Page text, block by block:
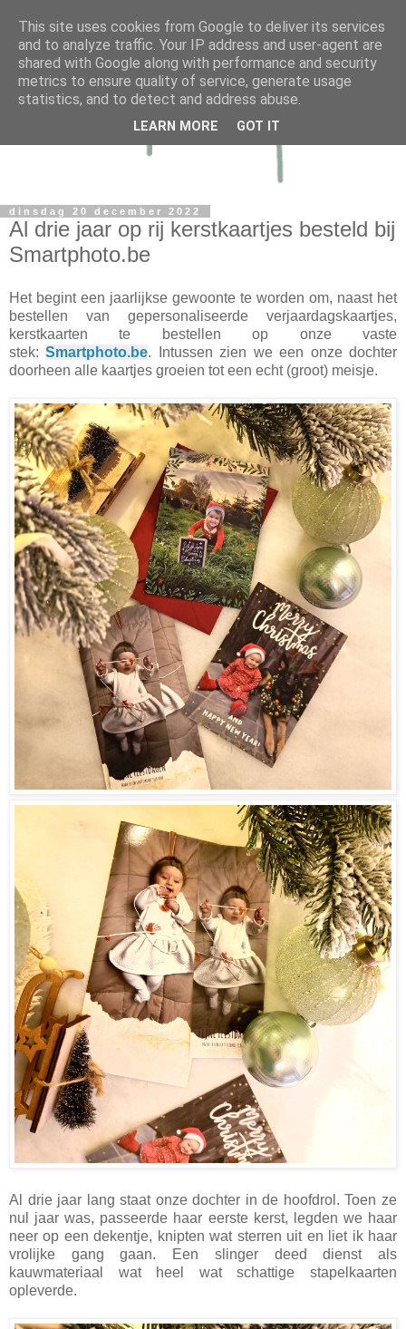
dinsdag 20 december 2022
Al drie jaar op rij kerstkaartjes besteld bij
Smartphoto.be
Het begint een jaarlijkse gewoonte te worden om, naast het
bestellen van gepersonaliseerde verjaardagskaartjes,
kerstkaarten te bestellen op onze vaste
stek:Smartphoto.be. Intussen zien we een onze dochter
doorheen alle kaartjes groeien tot een echt (groot) meisje.
Al drie jaar lang staat onze dochter in de hoofdrol. Toen ze
nul jaar was, passeerde haar eerste kerst, legden we haar
neer op een dekentje, knipten wat sterren uit en liet ik haar
vrolijke gang gaan. Een slinger deed dienst als
kauwmateriaal wat heel wat schattige stapelkaarten
opleverde.
This site uses cookies from Google to deliver its services
and to analyze traffic. Your IP address and user-agent are
shared with Google along with performance and security
metrics to ensure quality of service, generate usage
statistics, and to detect and address abuse.
LEARN MORE GOT IT